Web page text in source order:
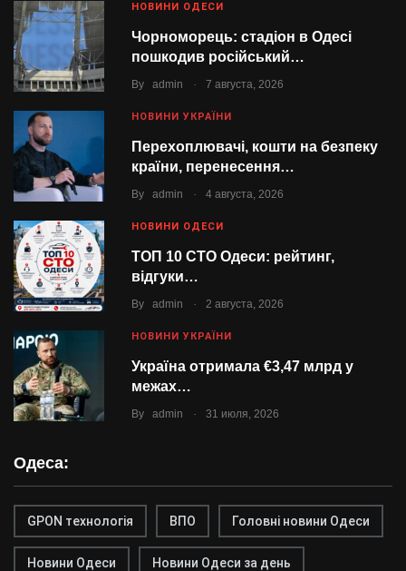
НОВИНИ ОДЕСИ
Чорноморець: стадіон в Одесі
пошкодив російський…
By admin . 7 августа, 2026
НОВИНИ УКРАЇНИ
Перехоплювачі, кошти на безпеку
країни, перенесення…
By admin . 4 августа, 2026
НОВИНИ ОДЕСИ
ТОП 10 СТО Одеси: рейтинг,
відгуки…
By admin . 2 августа, 2026
НОВИНИ УКРАЇНИ
Україна отримала €3,47 млрд у
межах…
By admin . 31 июля, 2026
Одеса:
GPON технологія ВПО Головні новини Одеси
Новини Одеси Новини Одеси за день